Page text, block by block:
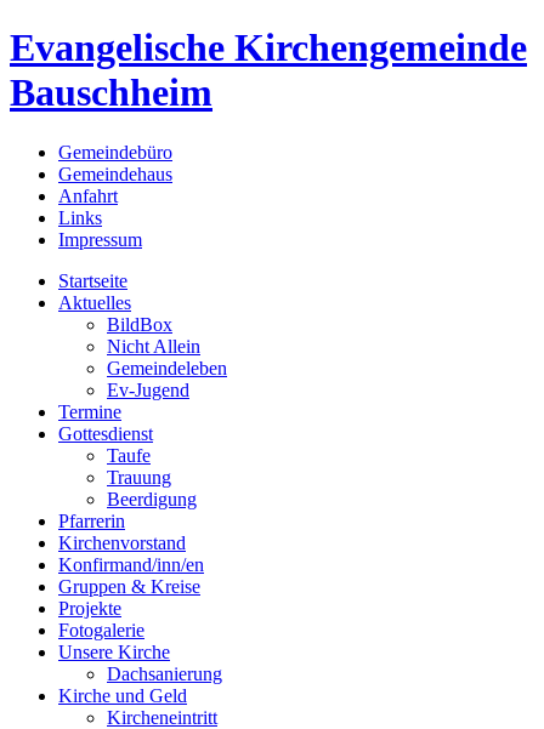
Evangelische Kirchengemeinde
Bauschheim
Gemeindebüro
Gemeindehaus
Anfahrt
Links
Impressum
Startseite
Aktuelles
BildBox
Nicht Allein
Gemeindeleben
Ev-Jugend
Termine
Gottesdienst
Taufe
Trauung
Beerdigung
Pfarrerin
Kirchenvorstand
Konfirmand/inn/en
Gruppen & Kreise
Projekte
Fotogalerie
Unsere Kirche
Dachsanierung
Kirche und Geld
Kircheneintritt